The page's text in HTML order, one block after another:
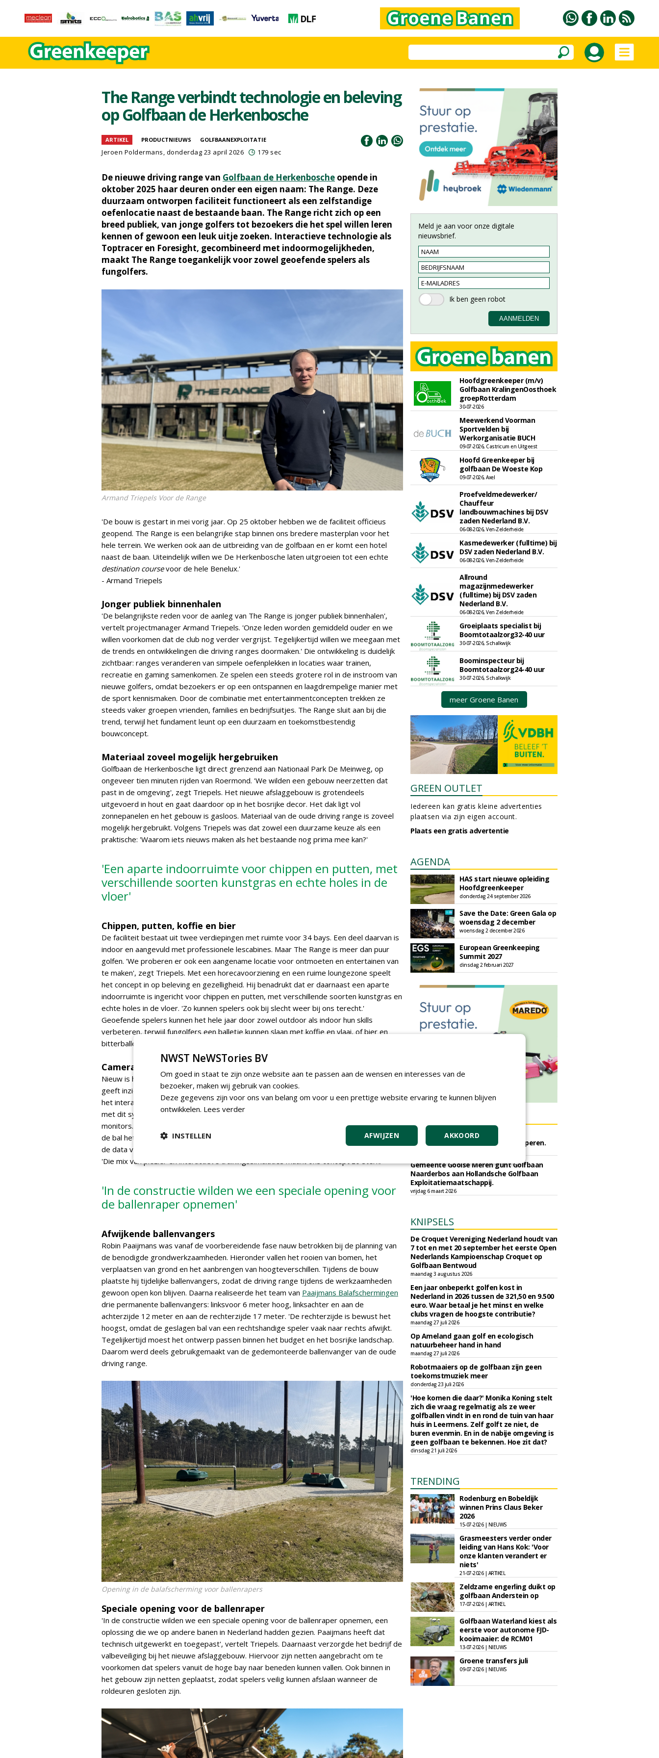
The Range verbindt technologie en beleving
op Golfbaan de Herkenbosche
ARTIKEL PRODUCTNIEUWS GOLFBAANEXPLOITATIE
Jeroen Poldermans, donderdag 23 april 2026 179 sec
De nieuwe driving range van Golfbaan de Herkenbosche opende in
oktober 2025 haar deuren onder een eigen naam: The Range. Deze
duurzaam ontworpen faciliteit functioneert als een zelfstandige
oefenlocatie naast de bestaande baan. The Range richt zich op een
breed publiek, van jonge golfers tot bezoekers die het spel willen leren
kennen of gewoon een leuk uitje zoeken. Interactieve technologie als
Toptracer en Foresight, gecombineerd met indoormogelijkheden,
maakt The Range toegankelijk voor zowel geoefende spelers als
fungolfers.
Armand Triepels Voor de Range
'De bouw is gestart in mei vorig jaar. Op 25 oktober hebben we de faciliteit officieus
geopend. The Range is een belangrijke stap binnen ons bredere masterplan voor het
hele terrein. We werken ook aan de uitbreiding van de golfbaan en er komt een hotel
naast de baan. Uiteindelijk willen we De Herkenbosche laten uitgroeien tot een echte
destination coursevoor de hele Benelux.'
- Armand Triepels
Jonger publiek binnenhalen
'De belangrijkste reden voor de aanleg van The Range is jonger publiek binnenhalen',
vertelt projectmanager Armand Triepels. 'Onze leden worden gemiddeld ouder en we
willen voorkomen dat de club nog verder vergrijst. Tegelijkertijd willen we meegaan met
de trends en ontwikkelingen die driving ranges doormaken.' Die ontwikkeling is duidelijk
zichtbaar: ranges veranderen van simpele oefenplekken in locaties waar trainen,
recreatie en gaming samenkomen. Ze spelen een steeds grotere rol in de instroom van
nieuwe golfers, omdat bezoekers er op een ontspannen en laagdrempelige manier met
de sport kennismaken. Door de combinatie met entertainmentconcepten trekken ze
steeds vaker groepen vrienden, families en bedrijfsuitjes. The Range sluit aan bij die
trend, terwijl het fundament leunt op een duurzaam en toekomstbestendig
bouwconcept.
Materiaal zoveel mogelijk hergebruiken
Golfbaan de Herkenbosche ligt direct grenzend aan Nationaal Park De Meinweg, op
ongeveer tien minuten rijden van Roermond. 'We wilden een gebouw neerzetten dat
past in de omgeving', zegt Triepels. Het nieuwe afslaggebouw is grotendeels
uitgevoerd in hout en gaat daardoor op in het bosrijke decor. Het dak ligt vol
zonnepanelen en het gebouw is gasloos. Materiaal van de oude driving range is zoveel
mogelijk hergebruikt. Volgens Triepels was dat zowel een duurzame keuze als een
praktische: 'Waarom iets nieuws maken als het bestaande nog prima mee kan?'
'Een aparte indoorruimte voor chippen en putten, met
verschillende soorten kunstgras en echte holes in de
vloer'
Chippen, putten, koffie en bier
De faciliteit bestaat uit twee verdiepingen met ruimte voor 34 bays. Een deel daarvan is
indoor en aangevuld met professionele lescabines. Maar The Range is meer dan puur
golfen. 'We proberen er ook een aangename locatie voor ontmoeten en entertainen van
te maken', zegt Triepels. Met een horecavoorziening en een ruime loungezone speelt
het concept in op beleving en gezelligheid. Hij benadrukt dat er daarnaast een aparte
indoorruimte is ingericht voor chippen en putten, met verschillende soorten kunstgras en
echte holes in de vloer. 'Zo kunnen spelers ook bij slecht weer bij ons terecht.'
Geoefende spelers kunnen het hele jaar door zowel outdoor als indoor hun skills
verbeteren, terwijl fungolfers een balletje kunnen slaan met koffie en vlaai, of bier en
bitterballen erbij.
Camera's en simulaties
Nieuw is het interactieveToptracer . Dit camerasysteem volgt de bal na elke slag en
geeft inzicht in snelheid , afstand en precisie. Leuk voor de recreatieve spelers, omdat
het interactief gamen mogelijk maakt. Gevorderde golfers en professionals kunnen meer
met dit systeem. 'Voor onze golfprofessionals werken we met Foresight launch
monitors. Die geven naast baldata ook clubdata. Camera's registreren bijvoorbeeld hoe
de bal het blad van de golfclub raakt. Die gegevens kunnen weer worden gekoppeld aan
de data van Toptracer. Zo ontstaat een compleet beeld van de slag', legt Triepels uit.
'Die mix van plezier en interactieve trainingssimulaties maakt ons concept zo sterk.'
'In de constructie wilden we een speciale opening voor
de ballenraper opnemen'
Afwijkende ballenvangers
Robin Paaijmans was vanaf de voorbereidende fase nauw betrokken bij de planning van
de benodigde grondwerkzaamheden. Hieronder vallen het rooien van bomen, het
verplaatsen van grond en het aanbrengen van hoogteverschillen. Tijdens de bouw
plaatste hij tijdelijke ballenvangers, zodat de driving range tijdens de werkzaamheden
gewoon open kon blijven. Daarna realiseerde het team van Paaijmans Balafschermingen
drie permanente ballenvangers: linksvoor 6 meter hoog, linksachter en aan de
achterzijde 12 meter en aan de rechterzijde 17 meter. 'De rechterzijde is bewust het
hoogst, omdat de geslagen bal van een rechtshandige speler vaak naar rechts afwijkt.
Tegelijkertijd moest het ontwerp passen binnen het budget en het bosrijke landschap.
Daarom werd deels gebruikgemaakt van de gedemonteerde ballenvanger van de oude
driving range.
Opening in de balafscherming voor ballenrapers
Speciale opening voor de ballenraper
'In de constructie wilden we een speciale opening voor de ballenraper opnemen, een
oplossing die we op andere banen in Nederland hadden gezien. Paaijmans heeft dat
technisch uitgewerkt en toegepast', vertelt Triepels. Daarnaast verzorgde het bedrijf de
valbeveiliging bij het nieuwe afslaggebouw. Hiervoor zijn netten aangebracht om te
voorkomen dat spelers vanuit de hoge bay naar beneden kunnen vallen. Ook binnen in
het gebouw zijn netten geplaatst, zodat spelers veilig kunnen afslaan wanneer de
roldeuren gesloten zijn.
Meld je aan voor onze digitale
nieuwsbrief.
Hoofdgreenkeeper (m/v)
Golfbaan KralingenOosthoek
groepRotterdam
30-07-2026
Meewerkend Voorman
Sportvelden bij
Werkorganisatie BUCH
09-07-2026, Castricum en Uitgeest
Hoofd Greenkeeper bij
golfbaan De Woeste Kop
09-07-2026, Axel
Proefveldmedewerker/
Chauffeur
landbouwmachines bij DSV
zaden Nederland B.V.
06-08-2026, Ven-Zelderheide
Kasmedewerker (fulltime) bij
DSV zaden Nederland B.V.
06-08-2026, Ven-Zelderheide
Allround
magazijnmedewerker
(fulltime) bij DSV zaden
Nederland B.V.
06-08-2026, Ven Zelderheide
Groeiplaats specialist bij
Boomtotaalzorg32-40 uur
30-07-2026, Schalkwijk
Boominspecteur bij
Boomtotaalzorg24-40 uur
30-07-2026, Schalkwijk
meer Groene Banen
GREEN OUTLET
Iedereen kan gratis kleine advertenties
plaatsen via zijn eigen account.
Plaats een gratis advertentie
AGENDA
HAS start nieuwe opleiding
Hoofdgreenkeeper
donderdag 24 september 2026
Save the Date: Green Gala op
woensdag 2 december
woensdag 2 december 2026
European Greenkeeping
Summit 2027
dinsdag 2 februari 2027
Sportbedrijf Rotterdam gunt semi
organische meststoffen aan Van Iperen.
Gemeente Gooise Meren gunt Golfbaan
Naarderbos aan Hollandsche Golfbaan
Exploitatiemaatschappij.
vrijdag 6 maart 2026
KNIPSELS
De Croquet Vereniging Nederland houdt van
7 tot en met 20 september het eerste Open
Nederlands Kampioenschap Croquet op
Golfbaan Bentwoud
maandag 3 augustus 2026
Een jaar onbeperkt golfen kost in
Nederland in 2026 tussen de 321,50 en 9.500
euro. Waar betaal je het minst en welke
clubs vragen de hoogste contributie?
maandag 27 juli 2026
Op Ameland gaan golf en ecologisch
natuurbeheer hand in hand
maandag 27 juli 2026
Robotmaaiers op de golfbaan zijn geen
toekomstmuziek meer
donderdag 23 juli 2026
'Hoe komen die daar?' Monika Koning stelt
zich die vraag regelmatig als ze weer
golfballen vindt in en rond de tuin van haar
huis in Leermens. Zelf golft ze niet, de
buren evenmin. En in de nabije omgeving is
geen golfbaan te bekennen. Hoe zit dat?
dinsdag 21 juli 2026
TRENDING
Rodenburg en Bobeldijk
winnen Prins Claus Beker
2026
15-07-2026 | NIEUWS
Grasmeesters verder onder
leiding van Hans Kok: 'Voor
onze klanten verandert er
niets'
21-07-2026 | ARTIKEL
Zeldzame engerling duikt op
golfbaan Anderstein op
17-07-2026 | ARTIKEL
Golfbaan Waterland kiest als
eerste voor autonome FJD-
kooimaaier: de RCM01
13-07-2026 | NIEUWS
Groene transfers juli
09-07-2026 | NIEUWS
NWST NeWSTories BV
Om goed in staat te zijn onze website aan te passen aan de wensen en interesses van de
bezoeker, maken wij gebruik van cookies.
Deze gegevens zijn voor ons van belang om voor u een prettige website ervaring te kunnen blijven
ontwikkelen. Lees verder
AKKOORD
AFWIJZEN
INSTELLEN